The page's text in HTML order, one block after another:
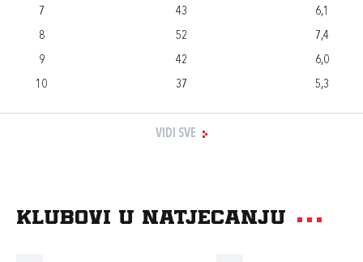
7
43
6,1
8
52
7,4
9
42
6,0
10
37 5,3
VIDI SVE
Klubovi u natjecanju